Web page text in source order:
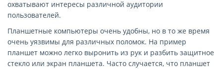
охватывают интересы различной аудитории
пользователей.
Планшетные компьютеры очень удобны, но в то же время
очень уязвимы для различных поломок. На пример
планшет можно легко выронить из рук и разбить защитное
стекло или экран планшета. Часто случается, что планшет